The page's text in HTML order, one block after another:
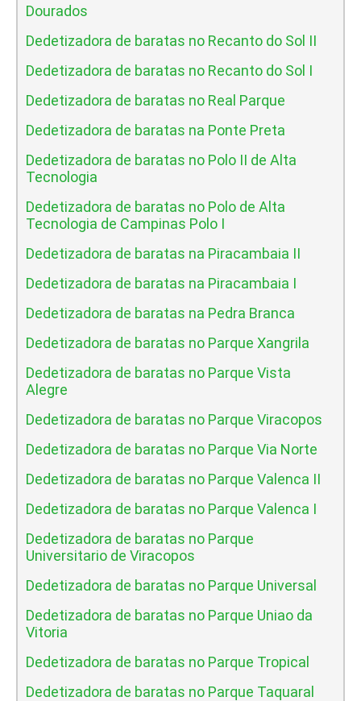
Dourados
Dedetizadora de baratas no Recanto do Sol II
Dedetizadora de baratas no Recanto do Sol I
Dedetizadora de baratas no Real Parque
Dedetizadora de baratas na Ponte Preta
Dedetizadora de baratas no Polo II de Alta
Tecnologia
Dedetizadora de baratas no Polo de Alta
Tecnologia de Campinas Polo I
Dedetizadora de baratas na Piracambaia II
Dedetizadora de baratas na Piracambaia I
Dedetizadora de baratas na Pedra Branca
Dedetizadora de baratas no Parque Xangrila
Dedetizadora de baratas no Parque Vista
Alegre
Dedetizadora de baratas no Parque Viracopos
Dedetizadora de baratas no Parque Via Norte
Dedetizadora de baratas no Parque Valenca II
Dedetizadora de baratas no Parque Valenca I
Dedetizadora de baratas no Parque
Universitario de Viracopos
Dedetizadora de baratas no Parque Universal
Dedetizadora de baratas no Parque Uniao da
Vitoria
Dedetizadora de baratas no Parque Tropical
Dedetizadora de baratas no Parque Taquaral